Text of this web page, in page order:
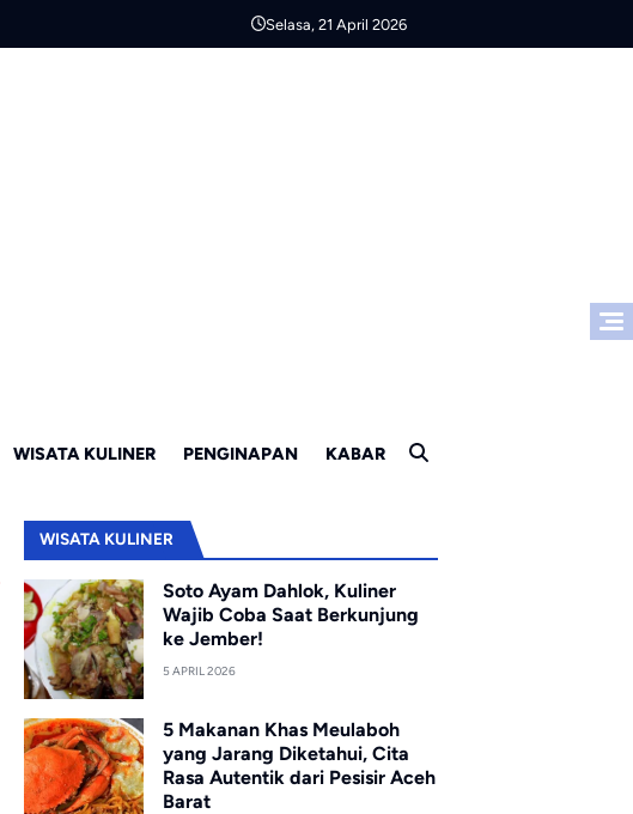
Selasa, 21 April 2026
WISATA KULINER PENGINAPAN KABAR
WISATA KULINER
Soto Ayam Dahlok, Kuliner
Wajib Coba Saat Berkunjung
ke Jember!
5 APRIL 2026
5 Makanan Khas Meulaboh
yang Jarang Diketahui, Cita
Rasa Autentik dari Pesisir Aceh
Barat